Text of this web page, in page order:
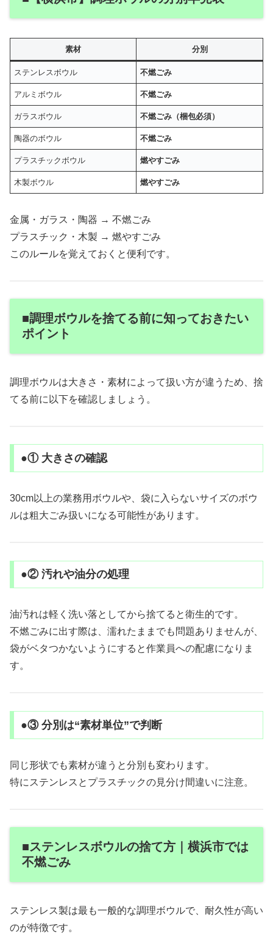
素材 分別
ステンレスボウル 不燃ごみ
アルミボウル 不燃ごみ
ガラスボウル 不燃ごみ（梱包必須）
陶器のボウル 不燃ごみ
プラスチックボウル 燃やすごみ
木製ボウル 燃やすごみ
金属・ガラス・陶器 → 不燃ごみ
プラスチック・木製 → 燃やすごみ
このルールを覚えておくと便利です。
■調理ボウルを捨てる前に知っておきたい
ポイント
調理ボウルは大きさ・素材によって扱い方が違うため、捨
てる前に以下を確認しましょう。
●① 大きさの確認
30cm以上の業務用ボウルや、袋に入らないサイズのボウ
ルは粗大ごみ扱いになる可能性があります。
●② 汚れや油分の処理
油汚れは軽く洗い落としてから捨てると衛生的です。
不燃ごみに出す際は、濡れたままでも問題ありませんが、
袋がベタつかないようにすると作業員への配慮になりま
す。
●③ 分別は“素材単位”で判断
同じ形状でも素材が違うと分別も変わります。
特にステンレスとプラスチックの見分け間違いに注意。
■ステンレスボウルの捨て方｜横浜市では
不燃ごみ
ステンレス製は最も一般的な調理ボウルで、耐久性が高い
のが特徴です。